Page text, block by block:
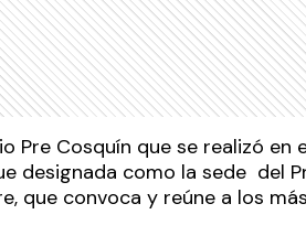
Pre Cosquín que se realizó en
designada como la sede del
que convoca y reúne a los